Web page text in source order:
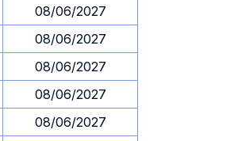
08/06/2027
08/06/2027
08/06/2027
08/06/2027
08/06/2027